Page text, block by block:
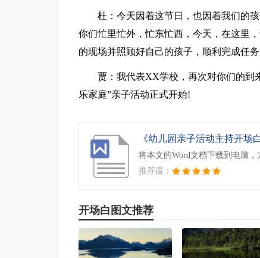
杜：今天因着这节日，也因着我们的
你们忙里忙外，忙东忙西，今天，在这里
的现场并照顾好自己的孩子，顺利完成任
贾：我代表XX学校，再次对你们的到
乐家庭”亲子活动正式开始!
《幼儿园亲子活动主持开场白
将本文的Word文档下载到电脑，
推荐度：
开场白图文推荐